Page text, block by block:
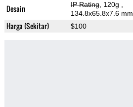
Desain IP Rating, 120g
134.8x65.8x7.6 mm
Harga (Sekitar) $100